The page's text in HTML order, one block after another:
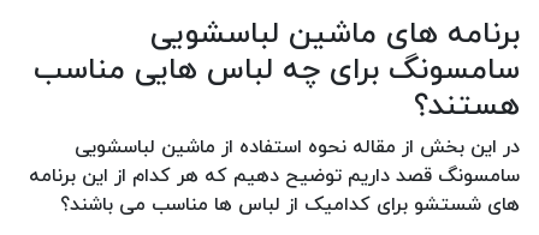
برنامه های ماشین لباسشویی
سامسونگ برای چه لباس هایی مناسب
هستند؟
در این بخش از مقاله نحوه استفاده از ماشین لباسشویی
سامسونگ قصد داریم توضیح دهیم که هر کدام از این برنامه
های شستشو برای کدامیک از لباس ها مناسب می باشند؟